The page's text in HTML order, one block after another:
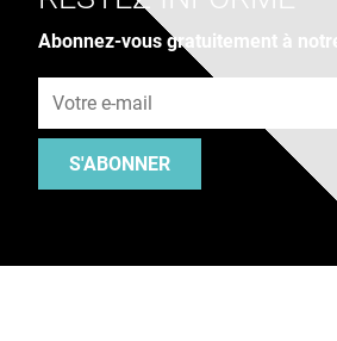
Abonnez-vous gratuitement à
S'ABONNER